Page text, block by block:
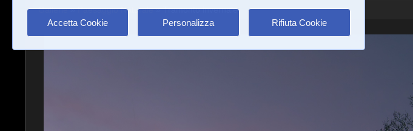
Accetta Cookie Personalizza Rifiuta Cookie
Gallerie»Paesaggio Naturale» Tramonto invernale